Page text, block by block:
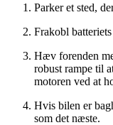
Parker et sted,
Frakobl
Hæv forenden
robust rampe til
motoren ved at
Hvis bilen er
som det næste.